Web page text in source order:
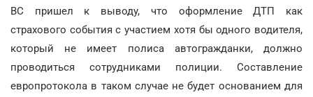
ВС пришел к выводу, что оформление ДТП как
страхового события с участием хотя бы одного водителя,
который не имеет полиса автогражданки, должно
проводиться сотрудниками полиции. Составление
европротокола в таком случае не будет основанием для